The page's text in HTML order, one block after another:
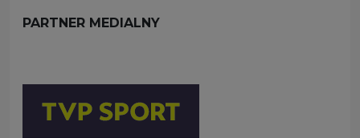
PARTNER MEDIALNY